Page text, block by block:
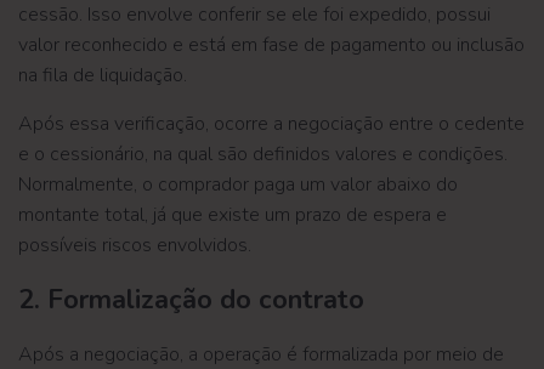
cessão. Isso envolve conferir se ele foi expedido, possui
valor reconhecido e está em fase de pagamento ou inclusão
na fila de liquidação.
Após essa verificação, ocorre a negociação entre o cedente
e o cessionário, na qual são definidos valores e condições.
Normalmente, o comprador paga um valor abaixo do
montante total, já que existe um prazo de espera e
possíveis riscos envolvidos.
2. Formalização do contrato
Após a negociação, a operação é formalizada por meio de